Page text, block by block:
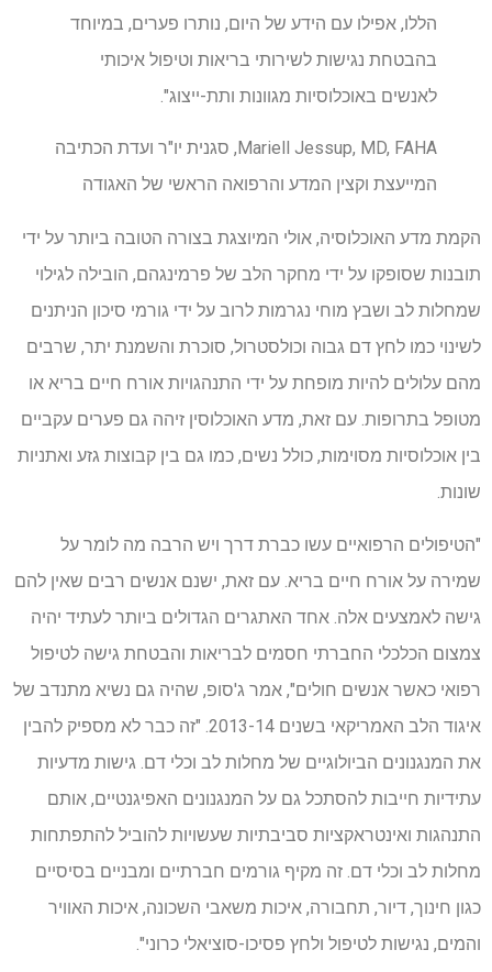
הללו, אפילו עם הידע של היום, נותרו פערים, במיוחד
בהבטחת נגישות לשירותי בריאות וטיפול איכותי
לאנשים באוכלוסיות מגוונות ותת-ייצוג".
Mariell Jessup, MD, FAHA, סגנית יו"ר ועדת הכתיבה
המייעצת וקצין המדע והרפואה הראשי של האגודה
הקמת מדע האוכלוסיה, אולי המיוצגת בצורה הטובה ביותר על ידי
תובנות שסופקו על ידי מחקר הלב של פרמינגהם, הובילה לגילוי
שמחלות לב ושבץ מוחי נגרמות לרוב על ידי גורמי סיכון הניתנים
לשינוי כמו לחץ דם גבוה וכולסטרול, סוכרת והשמנת יתר, שרבים
מהם עלולים להיות מופחת על ידי התנהגויות אורח חיים בריא או
מטופל בתרופות. עם זאת, מדע האוכלוסין זיהה גם פערים עקביים
בין אוכלוסיות מסוימות, כולל נשים, כמו גם בין קבוצות גזע ואתניות
שונות.
"הטיפולים הרפואיים עשו כברת דרך ויש הרבה מה לומר על
שמירה על אורח חיים בריא. עם זאת, ישנם אנשים רבים שאין להם
גישה לאמצעים אלה. אחד האתגרים הגדולים ביותר לעתיד יהיה
צמצום הכלכלי החברתי חסמים לבריאות והבטחת גישה לטיפול
רפואי כאשר אנשים חולים", אמר ג'סופ, שהיה גם נשיא מתנדב של
איגוד הלב האמריקאי בשנים 2013-14. "זה כבר לא מספיק להבין
את המנגנונים הביולוגיים של מחלות לב וכלי דם. גישות מדעיות
עתידיות חייבות להסתכל גם על המנגנונים האפיגנטיים, אותם
התנהגות ואינטראקציות סביבתיות שעשויות להוביל להתפתחות
מחלות לב וכלי דם. זה מקיף גורמים חברתיים ומבניים בסיסיים
כגון חינוך, דיור, תחבורה, איכות משאבי השכונה, איכות האוויר
והמים, נגישות לטיפול ולחץ פסיכו-סוציאלי כרוני".